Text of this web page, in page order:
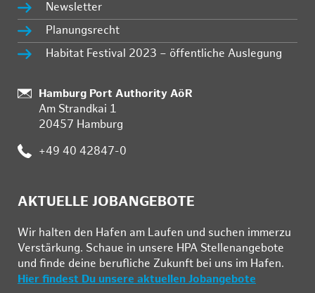
Newsletter
Planungsrecht
Habitat Festival 2023 – öffentliche Auslegung
Standort:
Hamburg Port Authority AöR
Am Strandkai 1
20457 Hamburg
Telefon:
+49 40 42847-0
AKTUELLE JOBANGEBOTE
Wir hal­ten den Ha­fen am Lau­fen und su­chen im­mer­zu
Ver­stär­kung. Schau­e in un­se­re HPA Stel­len­an­ge­bo­te
und fin­de deine be­ruf­li­che Zu­kunft bei uns im Ha­fen.
Hier findest Du unsere aktuellen Jobangebote